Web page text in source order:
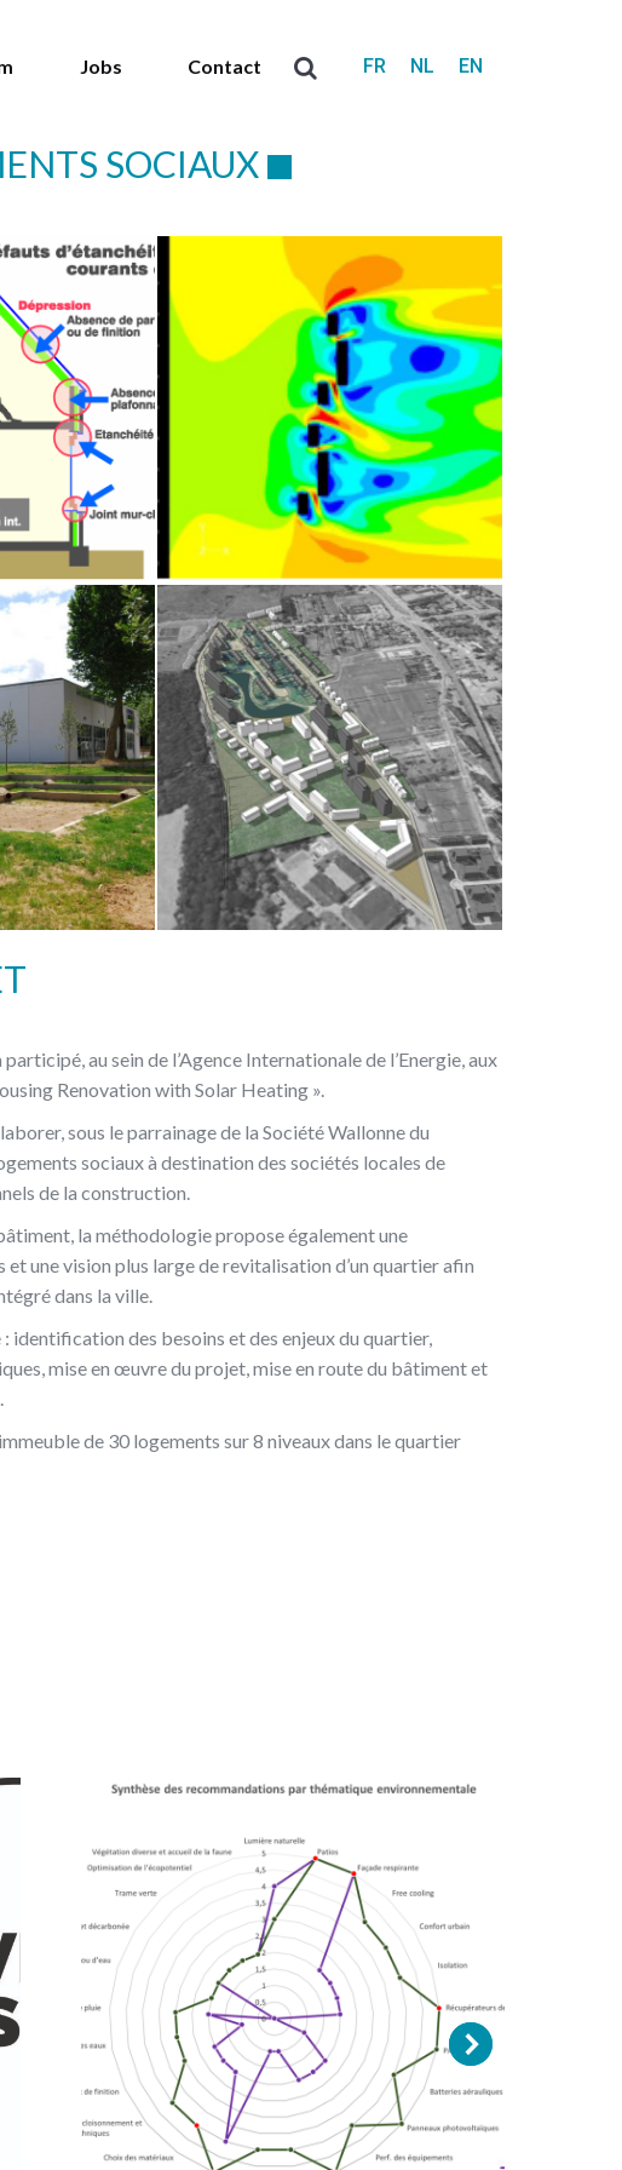
Jobs Contact Search: FR NL EN
SOCIAUX
au sein de l’Agence Internationale de l’Energie, aux
Renovation with Solar Heating ».
sous le parrainage de la Société Wallonne du
sociaux à destination des sociétés locales de
de la construction.
la méthodologie propose également une
une vision plus large de revitalisation d’un quartier afin
dans la ville.
identification des besoins et des enjeux du quartier,
mise en œuvre du projet, mise en route du bâtiment et
immeuble de 30 logements sur 8 niveaux dans le quartier